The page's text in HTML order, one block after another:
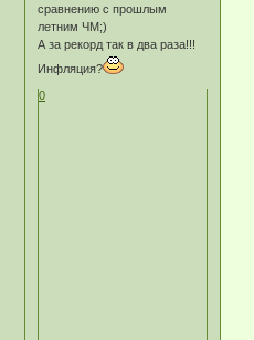
сравнению с прошлым
летним ЧМ;)
А за рекорд так в два раза!!!
Инфляция?
0